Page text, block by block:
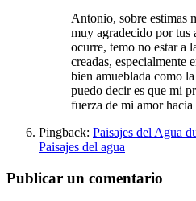
Antonio, sobre estimas
muy agradecido por tus
ocurre, temo no estar a
creadas, especialmente
bien amueblada como
puedo decir es que mi
fuerza de mi amor
Pingback: Paisajes del Agua
Paisajes del agua
Publicar un comentario